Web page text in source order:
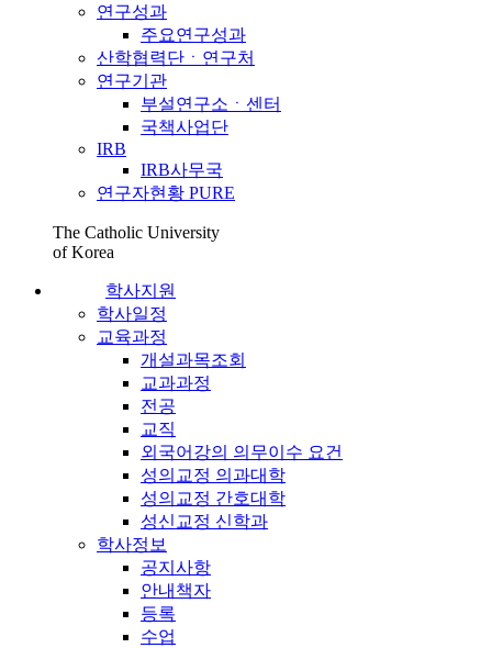
연구성과
주요연구성과
산학협력단ㆍ연구처
연구기관
부설연구소ㆍ센터
국책사업단
IRB
IRB사무국
연구자현황 PURE
The Catholic University
of Korea
학사지원
학사일정
교육과정
개설과목조회
교과과정
전공
교직
외국어강의 의무이수 요건
성의교정 의과대학
성의교정 간호대학
성신교정 신학과
학사정보
공지사항
안내책자
등록
수업